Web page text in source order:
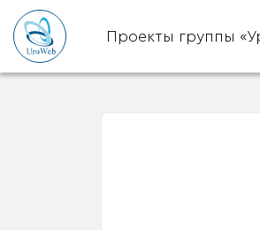
Проекты группы